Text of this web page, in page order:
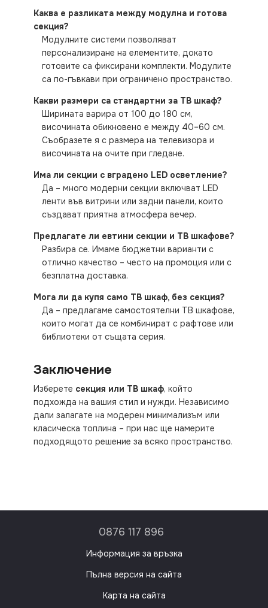
Каква е разликата между модулна и готова
секция?
Модулните системи позволяват
персонализиране на елементите, докато
готовите са фиксирани комплекти. Модулите
са по-гъвкави при ограничено пространство.
Какви размери са стандартни за ТВ шкаф?
Ширината варира от 100 до 180 см,
височината обикновено е между 40–60 см.
Съобразете я с размера на телевизора и
височината на очите при гледане.
Има ли секции с вградено LED осветление?
Да – много модерни секции включват LED
ленти във витрини или задни панели, които
създават приятна атмосфера вечер.
Предлагате ли евтини секции и ТВ шкафове?
Разбира се. Имаме бюджетни варианти с
отлично качество – често на промоция или с
безплатна доставка.
Мога ли да купя само ТВ шкаф, без секция?
Да – предлагаме самостоятелни ТВ шкафове,
които могат да се комбинират с рафтове или
библиотеки от същата серия.
Заключение
Изберете секция или ТВ шкаф, който
подхожда на вашия стил и нужди. Независимо
дали залагате на модерен минимализъм или
класическа топлина – при нас ще намерите
подходящото решение за всяко пространство.
0876 117 896
Информация за връзка
Пълна версия на сайта
Карта на сайта